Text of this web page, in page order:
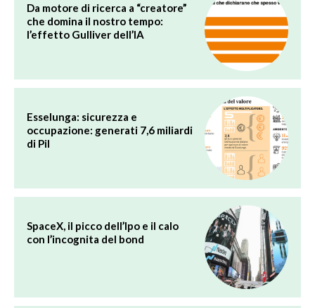
Da motore di ricerca a “creatore”
che domina il nostro tempo:
l’effetto Gulliver dell’IA
Esselunga: sicurezza e
occupazione: generati 7,6 miliardi
di Pil
SpaceX, il picco dell’Ipo e il calo
con l’incognita del bond